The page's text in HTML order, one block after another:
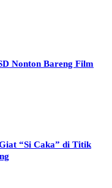
Nonton Bareng Film
“Si Caka” di Titik